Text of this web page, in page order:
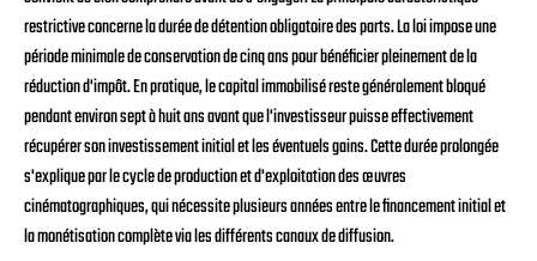
restrictive concerne la durée de détention obligatoire des parts. La loi impose une
période minimale de conservation de cinq ans pour bénéficier pleinement de la
réduction d'impôt. En pratique, le capital immobilisé reste généralement bloqué
pendant environ sept à huit ans avant que l'investisseur puisse effectivement
récupérer son investissement initial et les éventuels gains. Cette durée prolongée
s'explique par le cycle de production et d'exploitation des œuvres
cinématographiques, qui nécessite plusieurs années entre le financement initial et
la monétisation complète via les différents canaux de diffusion.